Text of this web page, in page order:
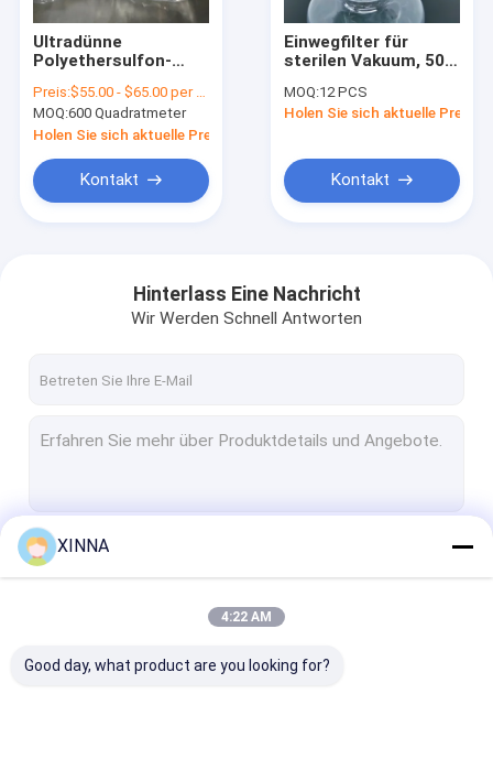
Ultradünne
Polyethersulfon-
hohem Fluss für
medizinische Filter
Preis:$55.00 - $65.00 per square meter
MOQ:600 Quadratmeter
Holen Sie sich aktuelle Preis
Kontakt
Einwegfilter für
sterilen Vakuum, 500
0,22
μm/Filterbecher/
MOQ:12 PCS
Holen Sie sich aktuelle Preis
Kontakt
Hinterlass Eine Nachricht
Wir Werden Schnell Antworten
XINNA
4:22 AM
Good day, what product are you looking for?